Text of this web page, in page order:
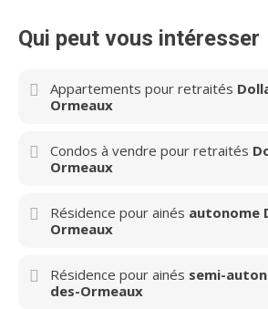
Qui peut vous intéresser
Appartements pour retraités
Ormeaux
Condos à vendre pour retraités
Ormeaux
Résidence pour ainés autonome
Ormeaux
Résidence pour ainés semi-
des-Ormeaux